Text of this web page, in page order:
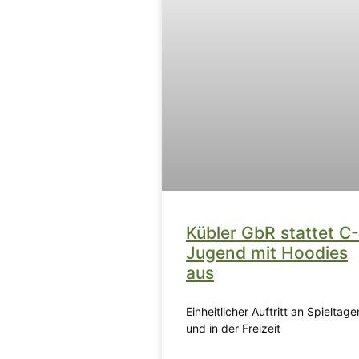
Kübler GbR stattet C-
Jugend mit Hoodies
aus
Einheitlicher Auftritt an
und in der Freizeit